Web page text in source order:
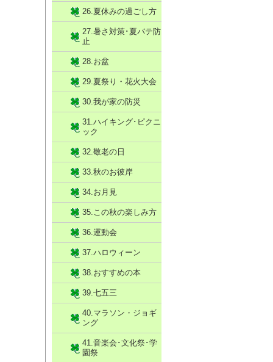
26.夏休みの過ごし方
27.暑さ対策･夏バテ防
止
28.お盆
29.夏祭り・花火大会
30.我が家の防災
31.ハイキング･ピクニ
ック
32.敬老の日
33.秋のお彼岸
34.お月見
35.この秋の楽しみ方
36.運動会
37.ハロウィーン
38.おすすめの本
39.七五三
40.マラソン・ジョギ
ング
41.音楽会･文化祭･学
園祭